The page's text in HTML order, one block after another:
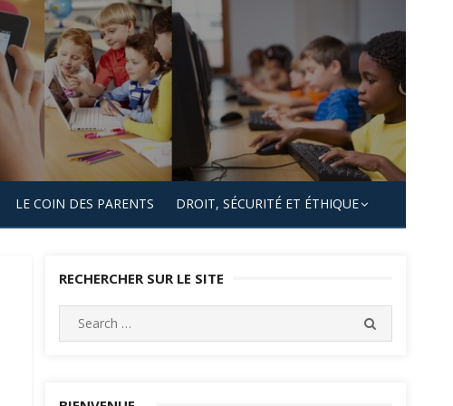
LE COIN DES PARENTS DROIT, SÉCURITÉ ET ÉTHIQUE
RECHERCHER SUR LE SITE
Search
for: